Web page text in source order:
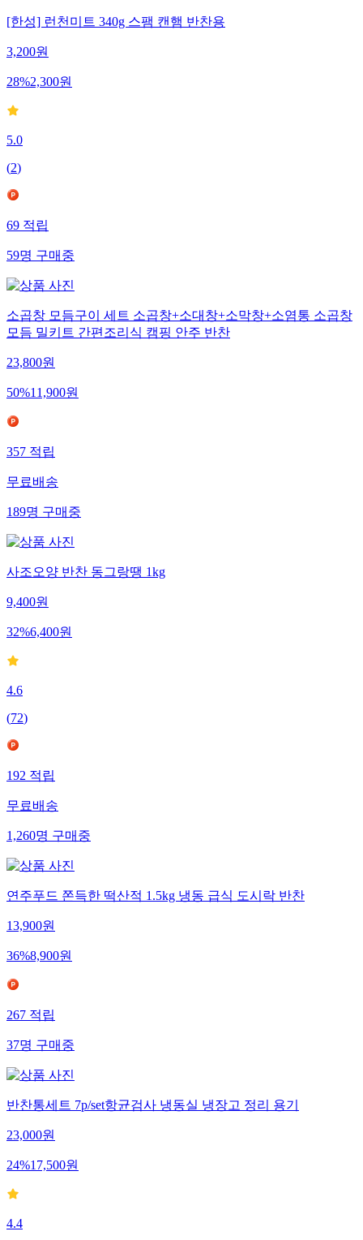
[한성] 런천미트 340g 스팸 캔햄 반찬용
3,200원
28%2,300원
5.0
(2)
69적립
59명구매중
소곱창 모듬구이 세트 소곱창+소대창+소막창+소염통 소곱창
모듬 밀키트 간편조리식 캠핑 안주 반찬
23,800원
50%11,900원
357적립
무료배송
189명구매중
사조오양 반찬 동그랑땡 1kg
9,400원
32%6,400원
4.6
(72)
192적립
무료배송
1,260명구매중
연주푸드 쫀득한 떡산적 1.5kg 냉동 급식 도시락 반찬
13,900원
36%8,900원
267적립
37명구매중
반찬통세트 7p/set항균검사 냉동실 냉장고 정리 용기
23,000원
24%17,500원
4.4